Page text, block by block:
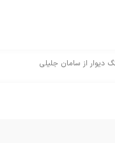
دیوار از سامان جلیلی